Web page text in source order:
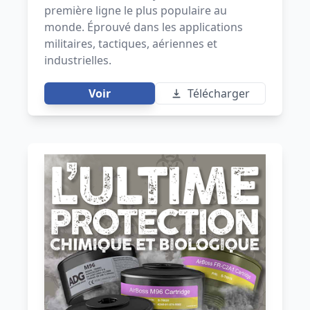
première ligne le plus populaire au
monde. Éprouvé dans les applications
militaires, tactiques, aériennes et
industrielles.
Voir Télécharger